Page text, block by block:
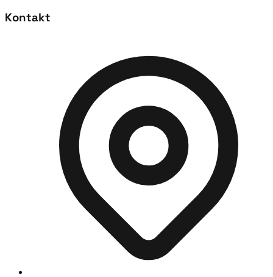
Kontakt